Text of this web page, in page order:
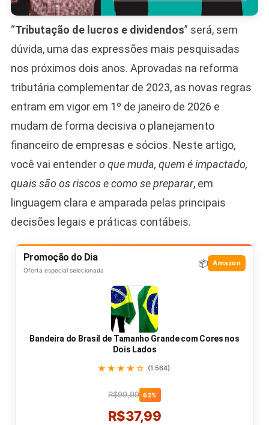
“Tributação de lucros e dividendos” será, sem
dúvida, uma das expressões mais pesquisadas
nos próximos dois anos. Aprovadas na reforma
tributária complementar de 2023, as novas regras
entram em vigor em 1º de janeiro de 2026 e
mudam de forma decisiva o planejamento
financeiro de empresas e sócios. Neste artigo,
você vai entendero que muda, quem é impactado,
quais são os riscos e como se preparar, em
linguagem clara e amparada pelas principais
decisões legais e práticas contábeis.
Promoção do Dia
Oferta especial selecionada
📦 Amazon
Bandeira do Brasil de Tamanho Grande com Cores nos
Dois Lados
★★★★☆ (1.564)
R$99,99 62%
R$37,99